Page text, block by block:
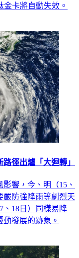
金卡將自動失效。
徑出爐「大迴轉」
響，今、明（15、
嚴防強降雨等劇烈天
、18日）同樣易降
發展的跡象。